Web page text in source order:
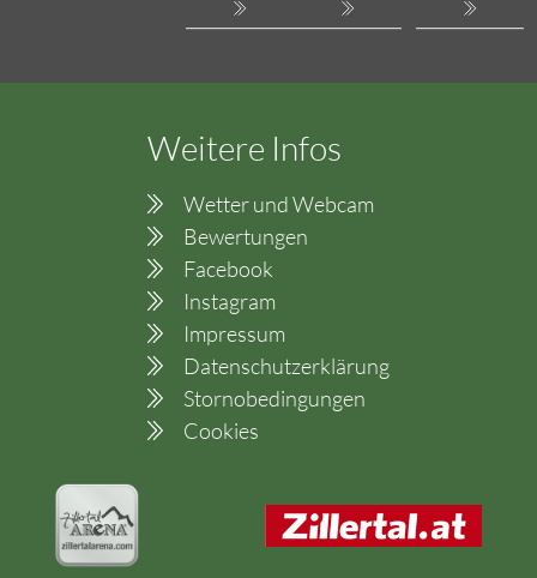
Weitere Infos
Wetter und Webcam
Bewertungen
Facebook
Instagram
Impressum
Datenschutzerklärung
Stornobedingungen
Cookies